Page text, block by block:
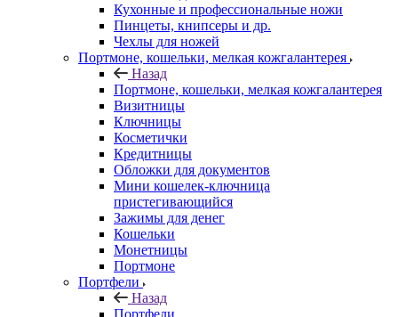
Кухонные и профессиональные ножи
Пинцеты, книпсеры и др.
Чехлы для ножей
Портмоне, кошельки, мелкая кожгалантерея
Назад
Портмоне, кошельки, мелкая кожгалантерея
Визитницы
Ключницы
Косметички
Кредитницы
Обложки для документов
Мини кошелек-ключница
пристегивающийся
Зажимы для денег
Кошельки
Монетницы
Портмоне
Портфели
Назад
Портфели